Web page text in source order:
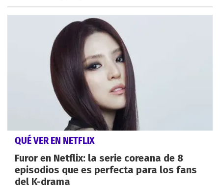
QUÉ VER EN NETFLIX
Furor en Netflix: la serie coreana de 8
episodios que es perfecta para los fans
del K-drama